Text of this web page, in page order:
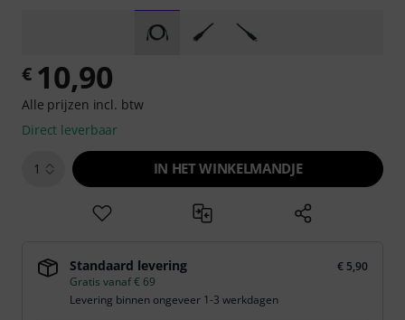
€ 10,90
Alle prijzen incl. btw
Direct leverbaar
1 IN HET WINKELMANDJE
Standaard levering
€ 5,90
Gratis vanaf € 69
Levering binnen ongeveer 1-3 werkdagen